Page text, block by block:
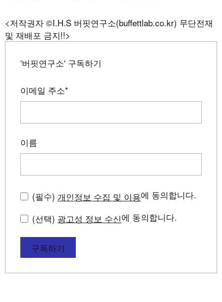
<저작권자 ©I.H.S 버핏연구소(buffettlab.co.kr) 무단전재
및 재배포 금지!!>
'버핏연구소' 구독하기
이메일 주소*
이름
(필수) 개인정보 수집 및 이용에 동의합니다.
(선택) 광고성 정보 수신에 동의합니다.
구독하기